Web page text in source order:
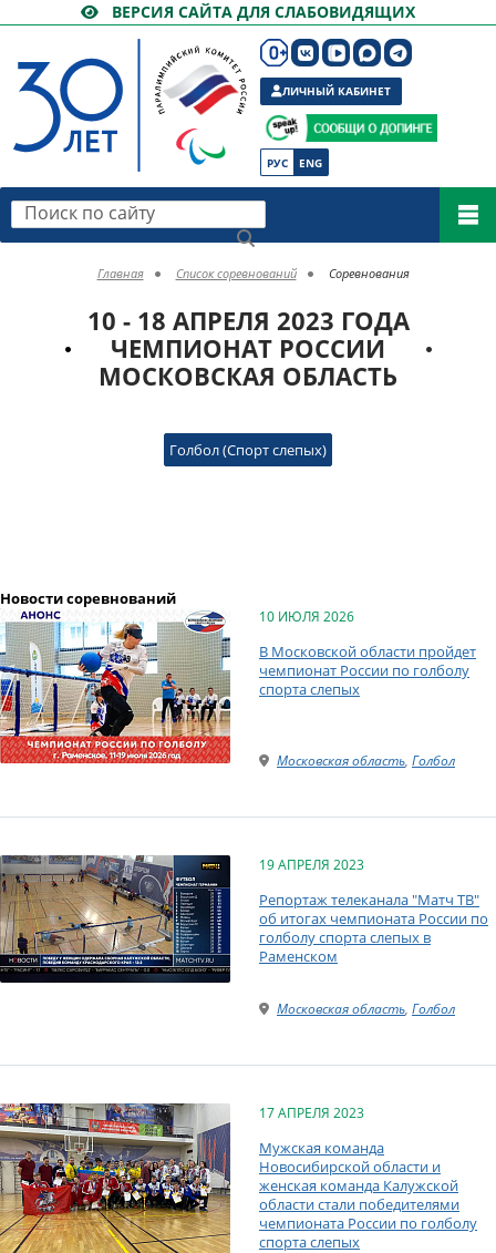
ВЕРСИЯ САЙТА ДЛЯ СЛАБОВИДЯЩИХ
РУС ENG
ЛИЧНЫЙ КАБИНЕТ
Поиск по сайту
Главная Список соревнований Соревнования
10 - 18 АПРЕЛЯ 2023 ГОДА
ЧЕМПИОНАТ РОССИИ
МОСКОВСКАЯ ОБЛАСТЬ
Голбол (Спорт слепых)
Новости соревнований
10 ИЮЛЯ 2026
В Московской области пройдет
чемпионат России по голболу
спорта слепых
Московская область, Голбол
19 АПРЕЛЯ 2023
Репортаж телеканала "Матч ТВ"
об итогах чемпионата России по
голболу спорта слепых в
Раменском
Московская область, Голбол
17 АПРЕЛЯ 2023
Мужская команда
Новосибирской области и
женская команда Калужской
области стали победителями
чемпионата России по голболу
спорта слепых